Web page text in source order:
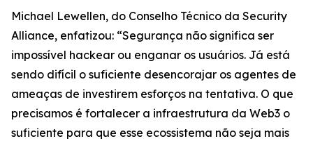
Michael Lewellen, do Conselho Técnico da Security
Alliance, enfatizou: “Segurança não significa ser
impossível hackear ou enganar os usuários. Já está
sendo difícil o suficiente desencorajar os agentes de
ameaças de investirem esforços na tentativa. O que
precisamos é fortalecer a infraestrutura da Web3 o
suficiente para que esse ecossistema não seja mais